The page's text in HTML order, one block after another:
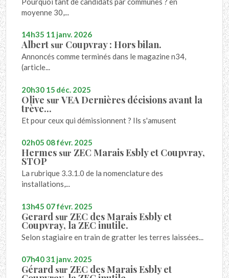
moyenne 30,...
14h35 11 janv. 2026
Albert sur Coupvray : Hors bilan.
Annoncés comme terminés dans le magazine n34,
(article...
20h30 15 déc. 2025
Olive surVEA Dernières décisions avant la
trève...
Et pour ceux qui démissionnent ? Ils s'amusent
02h05 08févr. 2025
Hermes sur ZEC Marais Esbly et Coupvray,
STOP
La rubrique 3.3.1.0 de la nomenclature des
installations,...
13h45 07févr. 2025
Gerard sur ZEC des Marais Esbly et
Coupvray, la ZEC inutile.
Selon stagiaire en train de gratter les terres laissées...
07h4031 janv. 2025
Gérard sur ZEC des Marais Esbly et